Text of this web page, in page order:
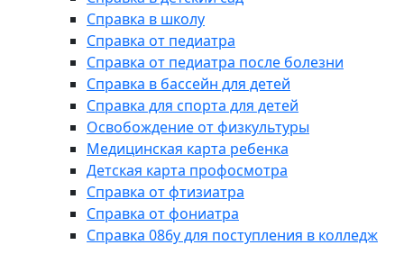
Справка в школу
Справка от педиатра
Справка от педиатра после болезни
Справка в бассейн для детей
Справка для спорта для детей
Освобождение от физкультуры
Медицинская карта ребенка
Детская карта профосмотра
Справка от фтизиатра
Справка от фониатра
Справка 086у для поступления в колледж